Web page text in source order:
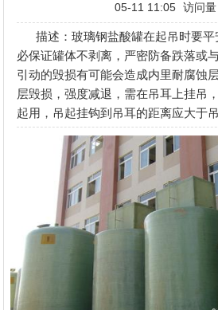
05-11 11:05 访问量
描述：玻璃钢盐酸罐在起吊时要
必保证罐体不剥离，严密防备跌落或
引动的毁损有可能会造成内里耐腐蚀
层毁损，强度减退，需在吊耳上挂吊
起用，吊起挂钩到吊耳的距离应大于吊